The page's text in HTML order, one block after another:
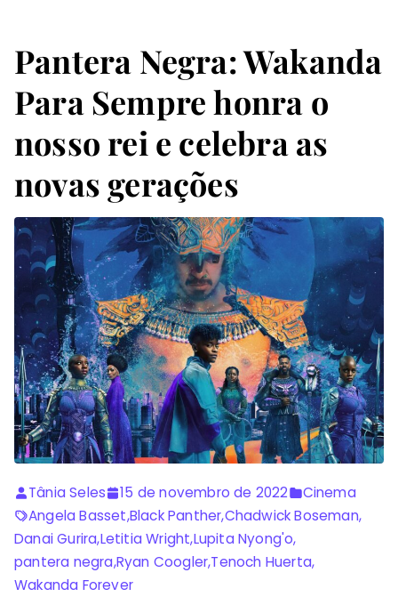
Pantera Negra: Wakanda
Para Sempre honra o
nosso rei e celebra as
novas gerações
Tânia Seles 15 de novembro de 2022
Cinema
Angela Basset,Black Panther,Chadwick Boseman,
Danai Gurira,Letitia Wright,Lupita Nyong'o,
pantera negra,Ryan Coogler,Tenoch Huerta,
Wakanda Forever